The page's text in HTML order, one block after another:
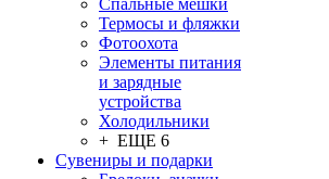
Спальные мешки
Термосы и фляжки
Фотоохота
Элементы питания
и зарядные
устройства
Холодильники
+ ЕЩЕ 6
Сувениры и подарки